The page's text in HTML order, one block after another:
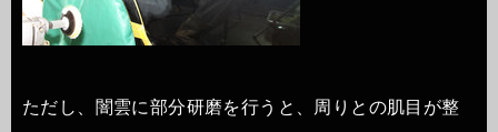
ただし、闇雲に部分研磨を行うと、周りとの肌目が整